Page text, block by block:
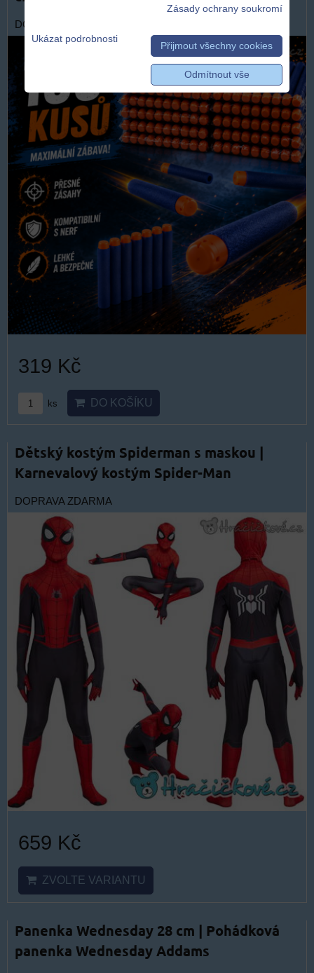
DOPRAVA ZDARMA
319 Kč
ks DO KOŠÍKU
Dětský kostým Spiderman s maskou |
Karnevalový kostým Spider-Man
DOPRAVA ZDARMA
659 Kč
ZVOLTE VARIANTU
Panenka Wednesday 28 cm | Pohádková
panenka Wednesday Addams
Zásady ochrany soukromí
Ukázat podrobnosti
Přijmout všechny cookies
Odmítnout vše